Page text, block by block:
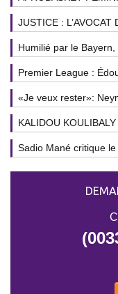
JUSTICE : L’AVOCAT
Humilié par le Bayern,
Premier League :
«Je veux rester»:
KALIDOU KOULIBALY
Sadio Mané critique le